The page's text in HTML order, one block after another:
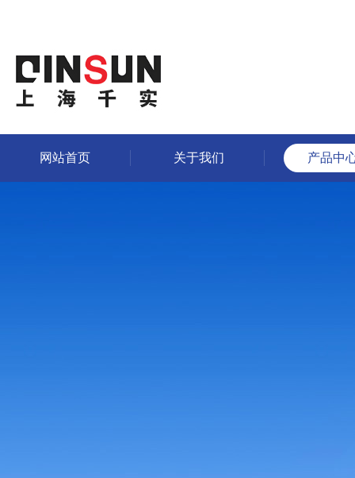
网站首页 关于我们 产品中